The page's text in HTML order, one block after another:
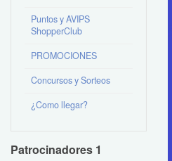
Puntos y AVIPS
ShopperClub
PROMOCIONES
Concursos y Sorteos
¿Como llegar?
Patrocinadores 1